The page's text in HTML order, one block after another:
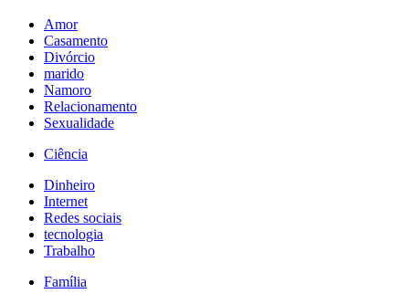
Amor
Casamento
Divórcio
marido
Namoro
Relacionamento
Sexualidade
Ciência
Dinheiro
Internet
Redes sociais
tecnologia
Trabalho
Família